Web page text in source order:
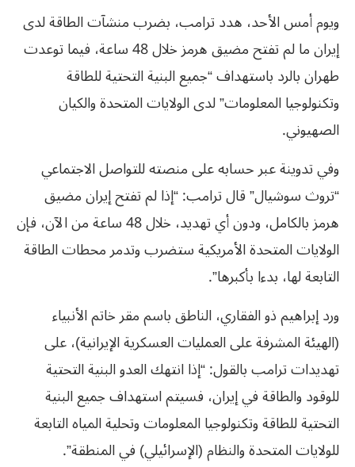
ويوم أمس الأحد، هدد ترامب، بضرب منشآت الطاقة لدى
إيران ما لم تفتح مضيق هرمز خلال 48 ساعة، فيما توعدت
طهران بالرد باستهداف “جميع البنية التحتية للطاقة
وتكنولوجيا المعلومات” لدى الولايات المتحدة والكيان
الصهيوني.
وفي تدوينة عبر حسابه على منصته للتواصل الاجتماعي
“تروث سوشيال” قال ترامب: “إذا لم تفتح إيران مضيق
هرمز بالكامل، ودون أي تهديد، خلال 48 ساعة من الآن، فإن
الولايات المتحدة الأمريكية ستضرب وتدمر محطات الطاقة
التابعة لها، بدءا بأكبرها”.
ورد إبراهيم ذو الفقاري، الناطق باسم مقر خاتم الأنبياء
(الهيئة المشرفة على العمليات العسكرية الإيرانية)، على
تهديدات ترامب بالقول: “إذا انتهك العدو البنية التحتية
للوقود والطاقة في إيران، فسيتم استهداف جميع البنية
التحتية للطاقة وتكنولوجيا المعلومات وتحلية المياه التابعة
للولايات المتحدة والنظام (الإسرائيلي) في المنطقة”.